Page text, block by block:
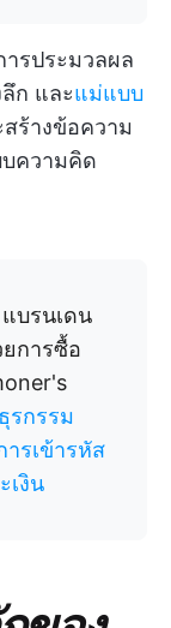
ารประมวลผล
ก และแม่แบบ
ร้างข้อความ
ความคิด
บรนเดน
ยการซื้อ
รกรรม
รเข้ารหัส
เงิน